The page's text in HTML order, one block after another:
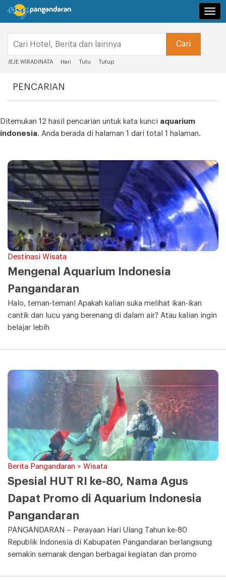
JEJE WIRADINATA Hari Tutu Tutup
PENCARIAN
Ditemukan 12 hasil pencarian untuk kata kunci aquarium
indonesia. Anda berada di halaman 1 dari total 1 halaman.
Destinasi Wisata
Mengenal Aquarium Indonesia
Pangandaran
Halo, teman-teman! Apakah kalian suka melihat ikan-ikan
cantik dan lucu yang berenang di dalam air? Atau kalian ingin
belajar lebih
Berita Pangandaran > Wisata
Spesial HUT RI ke-80, Nama Agus
Dapat Promo di Aquarium Indonesia
Pangandaran
PANGANDARAN – Perayaan Hari Ulang Tahun ke-80
Republik Indonesia di Kabupaten Pangandaran berlangsung
semakin semarak dengan berbagai kegiatan dan promo